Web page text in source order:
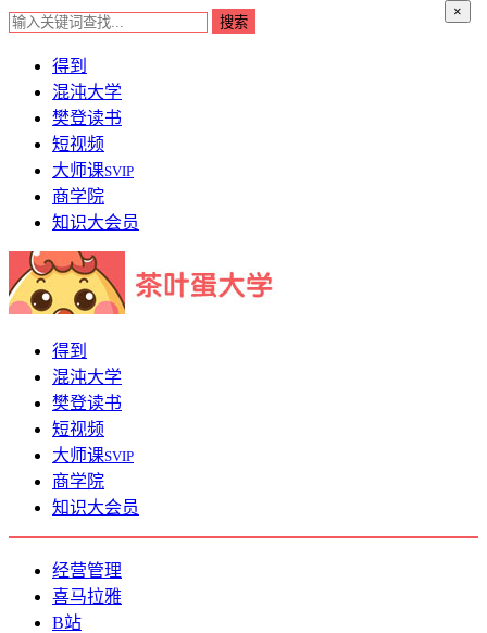
×
得到
混沌大学
樊登读书
短视频
大师课SVIP
商学院
知识大会员
得到
混沌大学
樊登读书
短视频
大师课SVIP
商学院
知识大会员
经营管理
喜马拉雅
B站